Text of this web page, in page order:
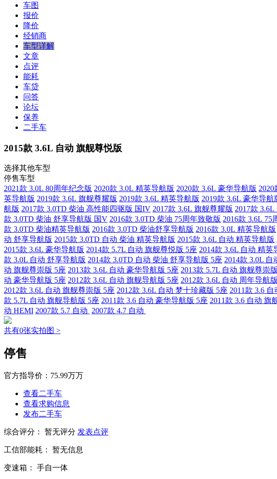
车图
报价
降价
经销商
车型详解
文章
点评
能耗
车贷
问答
论坛
保养
二手车
2015款 3.6L 自动 旗舰尊悦版
选择其他车型
停售车型
2021款 3.0L 80周年纪念版 2020款 3.0L 精英导航版 2020款 3.6L 豪华导航版
英导航版 2019款 3.6L 旗舰尊耀版 2019款 3.6L 精英导航版 2019款 3.6L 豪华导航
航版 2017款 3.0TD 柴油 高性能四驱版 国IV 2017款 3.6L 旗舰尊耀版 2017款
款 3.0TD 柴油 舒享导航版 国V 2016款 3.0TD 柴油 75周年致敬版 2016款 3.6L 75
款 3.0TD 柴油精英导航版 2016款 3.0TD 柴油舒享导航版 2016款 3.0L 精英导航版
动 舒享导航版 2015款 3.0TD 自动 柴油 精英导航版 2015款 3.6L 自动 精英导航版
2015款 3.6L 豪华导航版 2014款 5.7L 自动 旗舰尊悦版 5座 2014款 3.6L 自动 精英
款 3.0L 自动 舒享导航版 2014款 3.0TD 自动 柴油 舒享导航版 5座 2014款 3.0L 自
动 旗舰尊崇版 5座 2013款 3.6L 自动 豪华导航版 5座 2013款 5.7L 自动 旗舰尊崇
动 豪华导航版 5座 2012款 3.6L 自动 旗舰导航版 5座 2012款 3.6L 自动 周年导航
2012款 3.6L 自动 旗舰尊崇版 5座 2012款 3.6L 自动 梦十珍藏版 5座 2011款 3.6
款 5.7L 自动 旗舰导航版 5座 2011款 3.6 自动 豪华导航版 5座 2011款 3.6 自动 旗
动 HEMI 2007款 5.7 自动 2007款 4.7 自动
共有0张实拍图 >
停售
官方指导价： 75.99万万
查看二手车
查看求购信息
发布二手车
综合评分： 暂无评分 发表点评
工信部能耗： 暂无信息
变速箱： 手自一体